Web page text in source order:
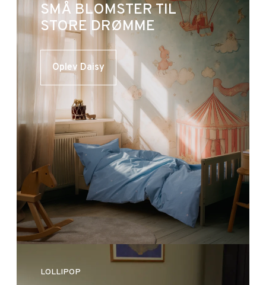
SMÅ BLOMSTER TIL
STORE DRØMME
Oplev Daisy
LOLLIPOP